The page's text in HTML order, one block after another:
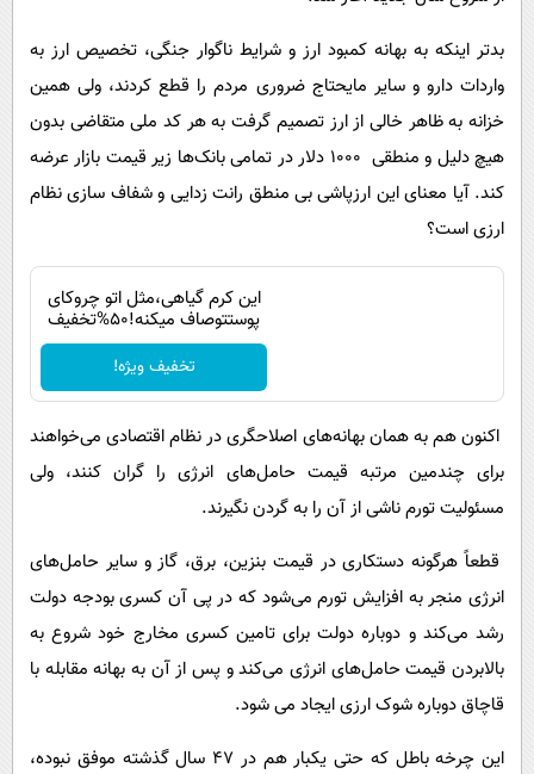
بدتر اینکه به بهانه کمبود ارز و شرایط ناگوار جنگی، تخصیص ارز به
واردات دارو و سایر مایحتاج ضروری مردم را قطع کردند، ولی همین
خزانه به ظاهر خالی از ارز تصمیم گرفت به هر کد ملی متقاضی بدون
هیچ دلیل و منطقی ۱۰۰۰ دلار در تمامی بانک‌ها زیر قیمت بازار عرضه
کند. آیا معنای این ارزپاشی بی منطق رانت زدایی و شفاف سازی نظام
ارزی است؟
این کرم گیاهی،مثل اتو چروکای
پوستتوصاف میکنه!50%تخفیف
تخفیف ویژه!
اکنون هم به همان بهانه‌های اصلاحگری در نظام اقتصادی می‌خواهند
برای چندمین مرتبه قیمت حامل‌های انرژی را گران کنند، ولی
مسئولیت تورم ناشی از آن را به گردن نگیرند.
قطعاً هرگونه دستکاری در قیمت بنزین، برق، گاز و سایر حامل‌های
انرژی منجر به افزایش تورم می‌شود که در پی آن کسری بودجه دولت
رشد می‌کند و دوباره دولت برای تامین کسری مخارج خود شروع به
بالابردن قیمت حامل‌های انرژی می‌کند و پس از آن به بهانه مقابله با
قاچاق دوباره شوک ارزی ایجاد می شود.
این چرخه باطل که حتی یکبار هم در ۴۷ سال گذشته موفق نبوده،